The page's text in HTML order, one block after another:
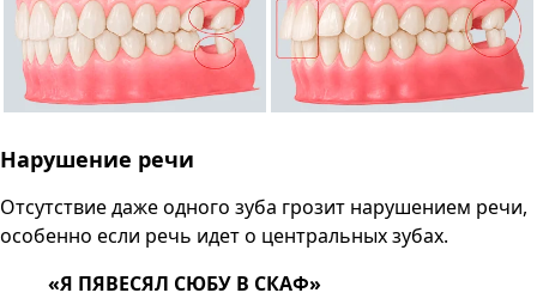
Нарушение речи
Отсутствие даже одного зуба грозит нарушением речи,
особенно если речь идет о центральных зубах.
«Я ПЯВЕСЯЛ СЮБУ В СКАФ»